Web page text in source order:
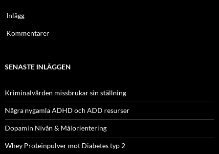
Inlägg
Kommentarer
SENASTE INLÄGGEN
Kriminalvården missbrukar sin ställning
Några nygamla ADHD och ADD resurser
Dopamin Nivån & Målorientering
Whey Proteinpulver mot Diabetes typ 2